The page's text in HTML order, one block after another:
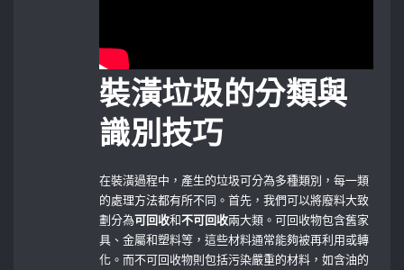
裝潢垃圾的分類與
識別技巧
在裝潢過程中，產生的垃圾可分為多種類別，每一類
的處理方法都有所不同。首先，我們可以將廢料大致
劃分為可回收和不可回收兩大類。可回收物包含舊家
具、金屬和塑料等，這些材料通常能夠被再利用或轉
化。而不可回收物則包括污染嚴重的材料，如含油的